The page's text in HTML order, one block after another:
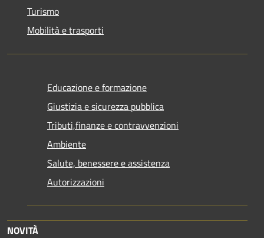
Turismo
Mobilità e trasporti
Educazione e formazione
Giustizia e sicurezza pubblica
Tributi,finanze e contravvenzioni
Ambiente
Salute, benessere e assistenza
Autorizzazioni
NOVITÀ